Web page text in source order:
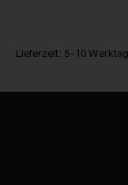
Lieferzeit: 5-10